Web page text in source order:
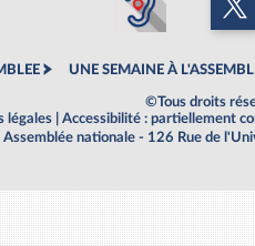
UNE SEMAINE À
©Tous droits
légales
Accessibilité : partiellement
Assemblée nationale - 126 Rue de